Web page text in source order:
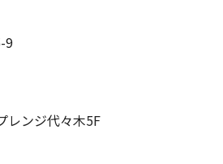
9
レンジ代々木5F